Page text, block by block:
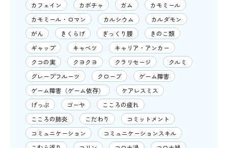
カフェイン
カボチャ ガム
カモミール
カモミール・ロマン
カルシウム
カルダモン
がん
きくらげ ぎっくり腰
きのこ類
ギャップ
キャベツ
キャリア・アンカー
クコの実
クヨクヨ クラリセージ
クルミ
グレープフルーツ
クローブ
ゲーム障害
ゲーム障害（ゲーム依存）
ケアレスミス
げっぷ
ゴーヤ
こころの疲れ
こころの肺炎
こだわり
コミットメント
コミュニケーション
コミュニケーションスキル